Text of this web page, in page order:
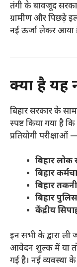
तंगी के बावजूद
ग्रामीण और पिछड़े
नई ऊर्जा लेकर आया
क्या है यह
बिहार सरकार के
स्पष्ट किया गया है
प्रतियोगी
बिहार
बिहार
बिहार
बिहार
केंद्रीय
इन सभी के द्वारा ली
आवेदन शुल्क में या
गई है। नई व्यवस्था